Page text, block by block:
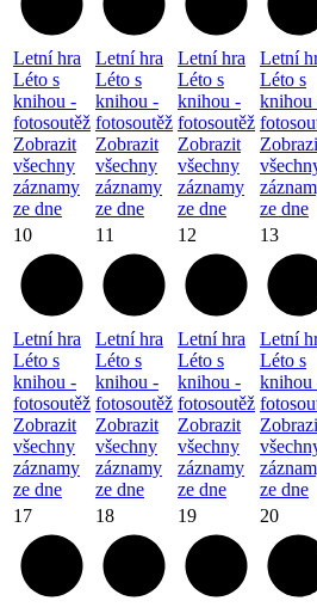
Letní hra
Léto s
knihou -
fotosoutěž
Zobrazit
všechny
záznamy
ze dne
Letní hra
Léto s
knihou -
fotosoutěž
Zobrazit
všechny
záznamy
ze dne
Letní hra
Léto s
knihou -
fotosoutěž
Zobrazit
všechny
záznamy
ze dne
Letní
Léto s
knihou
ze dne
10
Letní hra
Léto s
knihou -
fotosoutěž
Zobrazit
všechny
záznamy
ze dne
11
Letní hra
Léto s
knihou -
fotosoutěž
Zobrazit
všechny
záznamy
ze dne
12
Letní hra
Léto s
knihou -
fotosoutěž
Zobrazit
všechny
záznamy
ze dne
13
Letní
Léto s
knihou
ze dne
17
18 19 20